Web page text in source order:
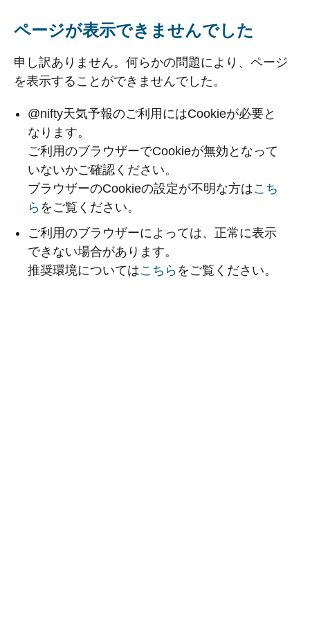
ページが表示できませんでした
申し訳ありません。何らかの問題により、ページ
を表示することができませんでした。
@nifty天気予報のご利用にはCookieが必要と
なります。
ご利用のブラウザーでCookieが無効となって
いないかご確認ください。
ブラウザーのCookieの設定が不明な方はこち
ら をご覧ください。
ご利用のブラウザーによっては、正常に表示
できない場合があります。
推奨環境についてはこちら をご覧ください。